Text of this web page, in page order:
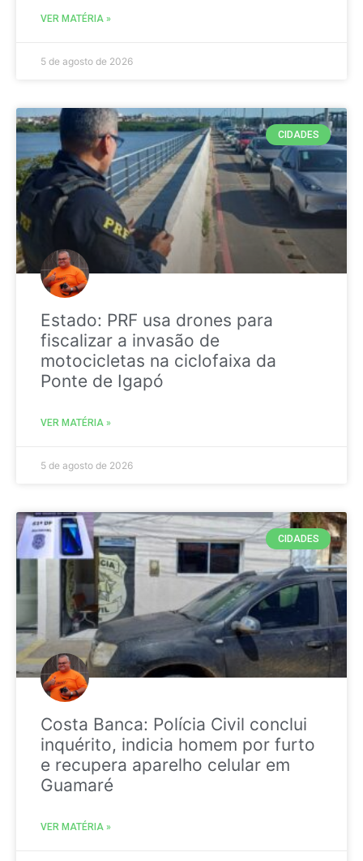
VER MATÉRIA »
5 de agosto de 2026
CIDADES
Estado: PRF usa drones para
fiscalizar a invasão de
motocicletas na ciclofaixa da
Ponte de Igapó
VER MATÉRIA »
5 de agosto de 2026
CIDADES
Costa Banca: Polícia Civil conclui
inquérito, indicia homem por furto
e recupera aparelho celular em
Guamaré
VER MATÉRIA »